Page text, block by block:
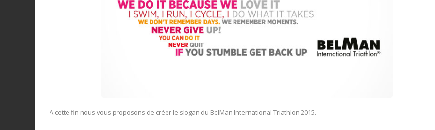
A cette fin nous vous proposons de créer le slogan du BelMan International Triathlon 2015.